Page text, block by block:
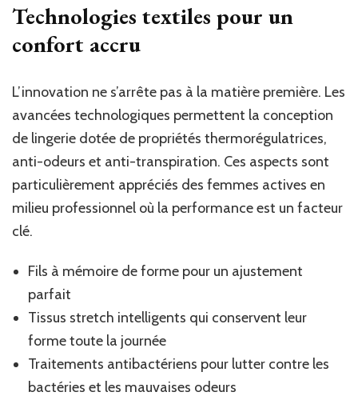
Technologies textiles pour un
confort accru
L’innovation ne s’arrête pas à la matière première. Les
avancées technologiques permettent la conception
de lingerie dotée de propriétés thermorégulatrices,
anti-odeurs et anti-transpiration. Ces aspects sont
particulièrement appréciés des femmes actives en
milieu professionnel où la performance est un facteur
clé.
Fils à mémoire de forme pour un ajustement
parfait
Tissus stretch intelligents qui conservent leur
forme toute la journée
Traitements antibactériens pour lutter contre les
bactéries et les mauvaises odeurs